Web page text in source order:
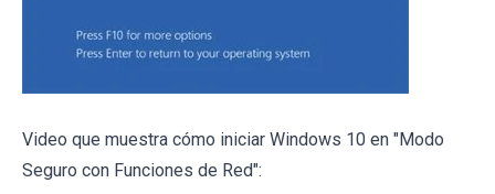
Video que muestra cómo iniciar Windows 10 en "Modo
Seguro con Funciones de Red":